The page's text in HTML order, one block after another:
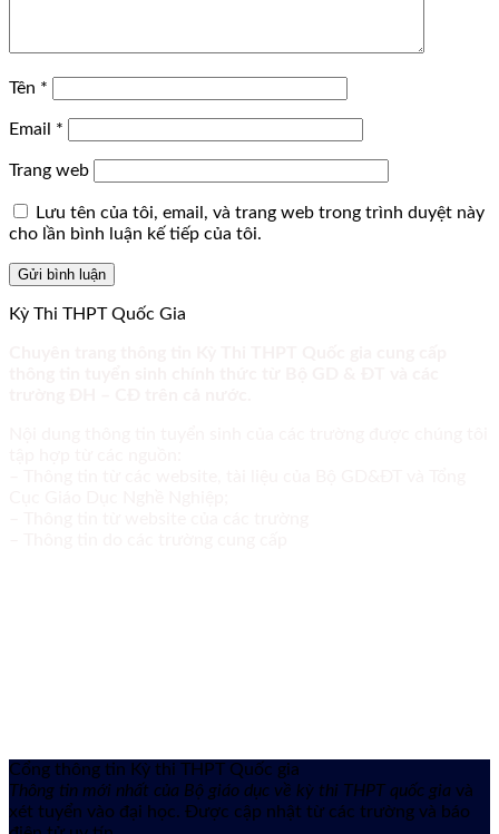
Tên *
Email *
Trang web
Lưu tên của tôi, email, và trang web trong trình duyệt này
cho lần bình luận kế tiếp của tôi.
Kỳ Thi THPT Quốc Gia
Cổng thông tin Kỳ thi THPT Quốc gia
Thông tin mới nhất của Bộ giáo dục về kỳ thi THPT quốc gia và
xét tuyển vào đại học. Được cập nhật từ các trường và báo